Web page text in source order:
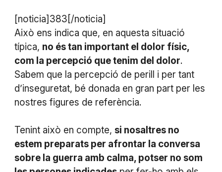
[noticia]383[/noticia]
Això ens indica que, en aquesta situació
típica, no és tan important el dolor físic,
com la percepció que tenim del dolor.
Sabem que la percepció de perill i per tant
d’inseguretat, bé donada en gran part per les
nostres figures de referència.
Tenint això en compte, si nosaltres no
estem preparats per afrontar la conversa
sobre la guerra amb calma, potser no som